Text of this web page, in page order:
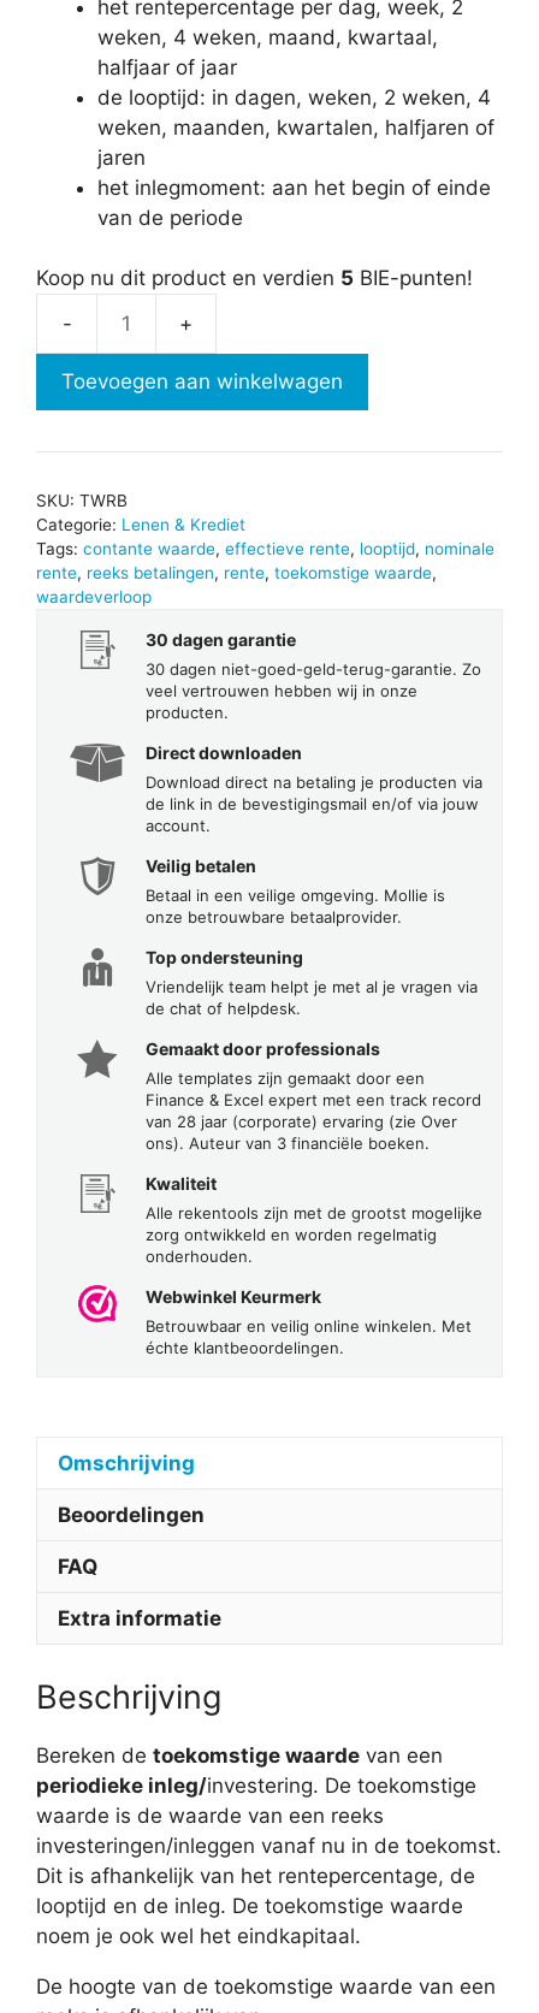
het rentepercentage per dag, week, 2
weken, 4 weken, maand, kwartaal,
halfjaar of jaar
de looptijd: in dagen, weken, 2 weken, 4
weken, maanden, kwartalen, halfjaren of
jaren
het inlegmoment: aan het begin of einde
van de periode
Koop nu dit product en verdien 5 BIE-punten!
reeks
Toevoegen aan winkelwagen
SKU: TWRB
Categorie: Lenen & Krediet
Tags: contante waarde, effectieve rente, looptijd, nominale
rente, reeks betalingen, rente, toekomstige waarde,
waardeverloop
30 dagen garantie
30 dagen niet-goed-geld-terug-garantie. Zo
veel vertrouwen hebben wij in onze
producten.
Direct downloaden
Download direct na betaling je producten via
de link in de bevestigingsmail en/of via jouw
account.
Veilig betalen
Betaal in een veilige omgeving. Mollie is
onze betrouwbare betaalprovider.
Top ondersteuning
Vriendelijk team helpt je met al je vragen via
de chat of helpdesk.
Gemaakt door professionals
Alle templates zijn gemaakt door een
Finance & Excel expert met een track record
van 28 jaar (corporate) ervaring (zie Over
ons). Auteur van 3 financiële boeken.
Kwaliteit
Alle rekentools zijn met de grootst mogelijke
zorg ontwikkeld en worden regelmatig
onderhouden.
Webwinkel Keurmerk
Betrouwbaar en veilig online winkelen. Met
échte klantbeoordelingen.
Omschrijving
Beoordelingen
FAQ
Extra informatie
Beschrijving
Bereken de toekomstige waarde van een
periodieke inleg/investering. De toekomstige
waarde is de waarde van een reeks
investeringen/inleggen vanaf nu in de toekomst.
Dit is afhankelijk van het rentepercentage, de
looptijd en de inleg. De toekomstige waarde
noem je ook wel het eindkapitaal.
De hoogte van de toekomstige waarde van een